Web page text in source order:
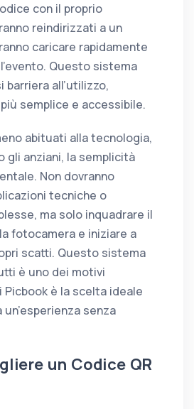
con il proprio
reindirizzati a un
caricare rapidamente
Questo sistema
barriera all’utilizzo,
semplice e accessibile.
abituati alla tecnologia,
gli anziani, la semplicità
Non dovranno
tecniche o
ma solo inquadrare il
fotocamera e iniziare a
scatti. Questo sistema
è uno dei motivi
Picbook è la scelta ideale
senza
un Codice QR